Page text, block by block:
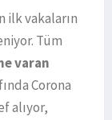
ilk vakaların
Tüm
varan
Corona
alıyor,